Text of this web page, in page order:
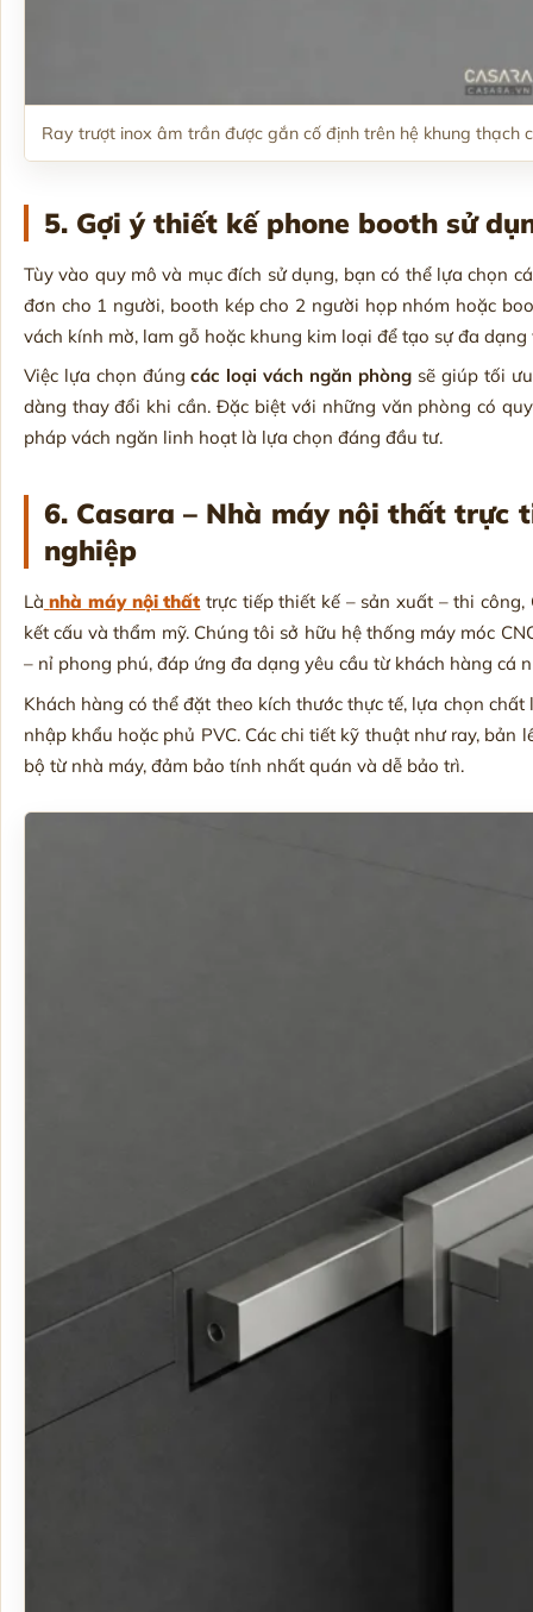
Ray trượt inox âm trần được gắn cố định trên hệ khung thạch
5. Gợi ý thiết kế phone booth sử
Tùy vào quy mô và mục đích sử dụng, bạn có thể lựa chọn
đơn cho 1 người, booth kép cho 2 người họp nhóm hoặc
vách kính mờ, lam gỗ hoặc khung kim loại để tạo sự đa dạng
Việc lựa chọn đúngcác loại vách ngăn phòng sẽ giúp tối
dàng thay đổi khi cần. Đặc biệt với những văn phòng có
pháp vách ngăn linh hoạt là lựa chọn đáng đầu tư.
6. Casara – Nhà máy nội thất trực
nghiệp
Là nhà máy nội thất trực tiếp thiết kế – sản xuất – thi
kết cấu và thẩm mỹ. Chúng tôi sở hữu hệ thống máy móc
– nỉ phong phú, đáp ứng đa dạng yêu cầu từ khách hàng cá
Khách hàng có thể đặt theo kích thước thực tế, lựa chọn
nhập khẩu hoặc phủ PVC. Các chi tiết kỹ thuật như ray, bản
bộ từ nhà máy, đảm bảo tính nhất quán và dễ bảo trì.